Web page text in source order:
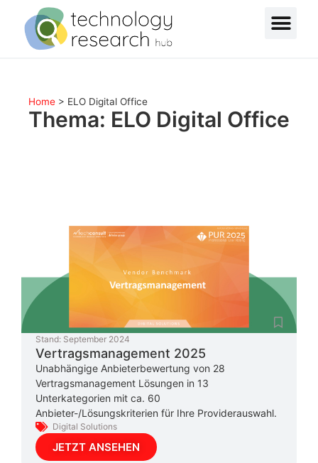
Home > ELO Digital Office
Thema: ELO Digital Office
Stand: September 2024
Vertragsmanagement 2025
Unabhängige Anbieterbewertung von 28
Vertragsmanagement Lösungen in 13
Unterkategorien mit ca. 60
Anbieter-/Lösungskriterien für Ihre Providerauswahl.
Digital Solutions
JETZT ANSEHEN